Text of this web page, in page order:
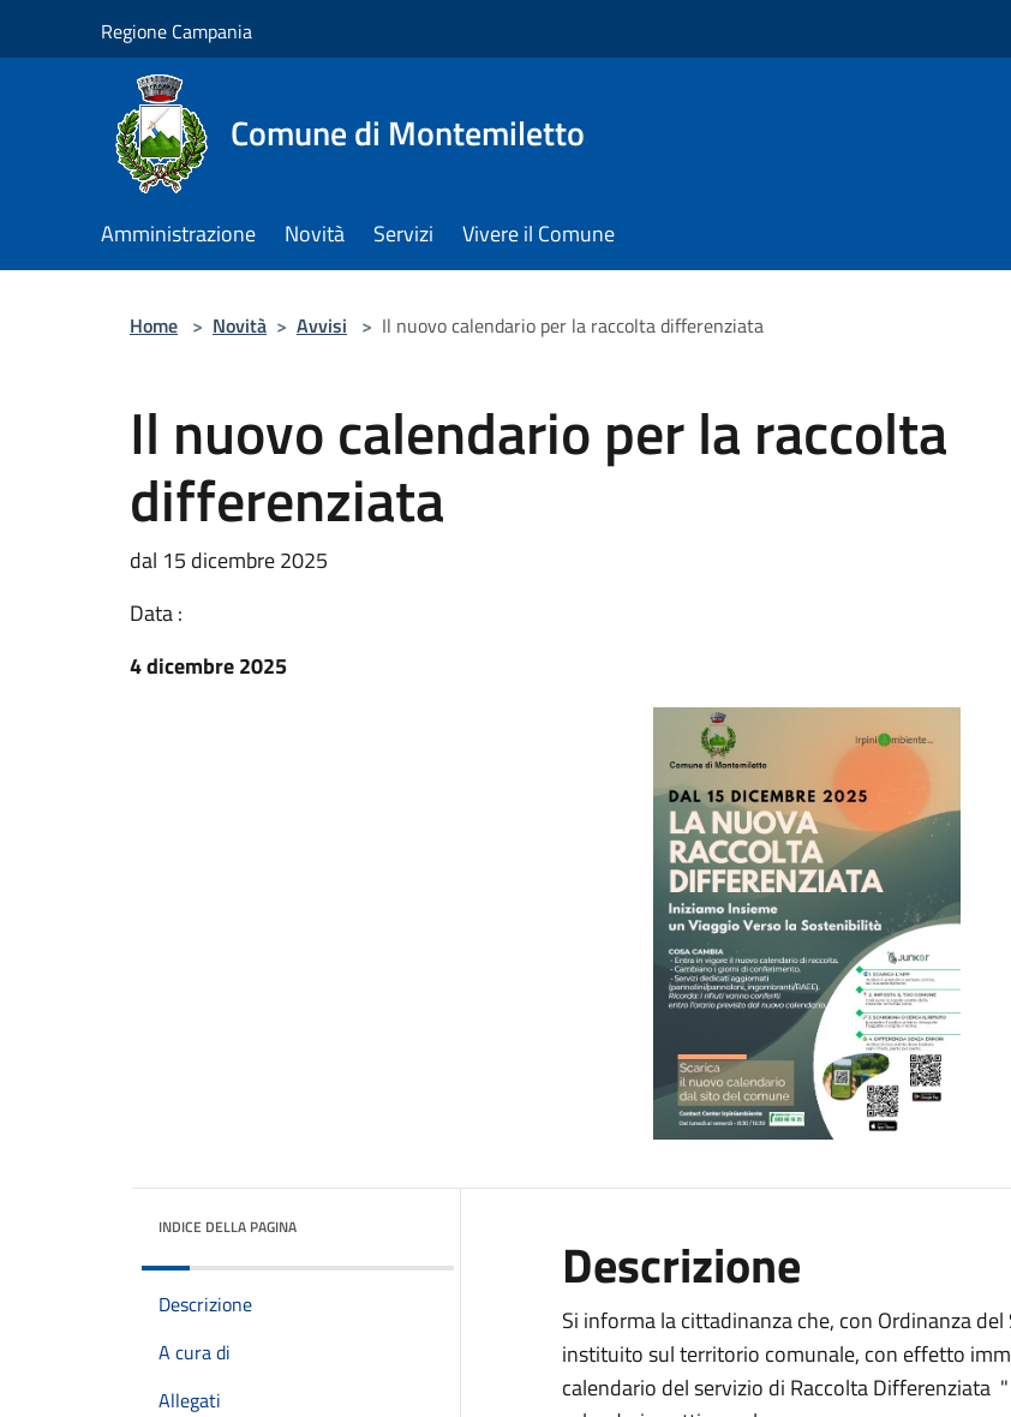
Regione Campania
Comune di Montemiletto
Amministrazione Novità Servizi Vivere il Comune
Home > Novità > Avvisi > Il nuovo calendario per la raccolta differenziata
Il nuovo calendario per la raccolta
differenziata
dal 15 dicembre 2025
Data :
4 dicembre 2025
INDICE DELLA PAGINA
Descrizione
A cura di
Allegati
Descrizione
Si informa la cittadinanza che, con Ordinanza
instituito sul territorio comunale, con effetto
calendario del servizio di Raccolta Differenziata